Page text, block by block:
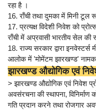
रहा है ।
16. राँची तथा दुमका में मिनी टूल
17. प्रत्यक्ष विदेशी निवेश को
राँची में अप्रवासी भारतीय सेल की
18. राज्य सरकार द्वारा
आलोक में 'मोमेंटम झारखण्ड' नामक
झारखण्ड औद्योगिक एवं
> झारखण्ड औद्योगिक एवं निवेश
अवसंरचना की स्थापना, विनिर्माण
गति प्रदान करने तथा रोजगार